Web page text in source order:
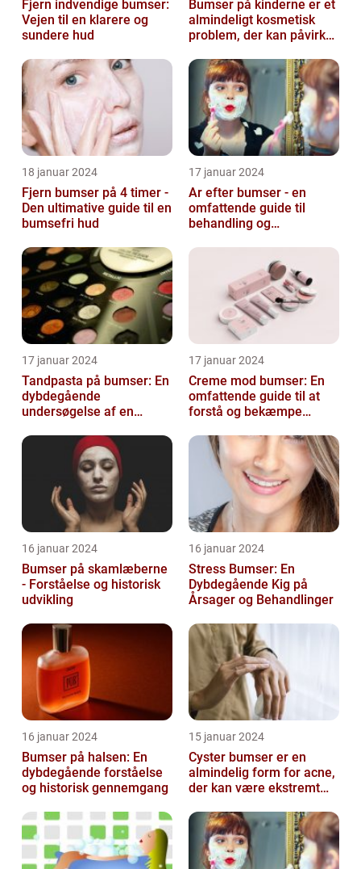
Fjern indvendige bumser:
Vejen til en klarere og
sundere hud
Bumser på kinderne er et
almindeligt kosmetisk
problem, der kan påvirke
18 januar 2024
Fjern bumser på 4 timer -
Den ultimative guide til en
bumsefri hud
17 januar 2024
Ar efter bumser - en
omfattende guide til
behandling og
17 januar 2024
Tandpasta på bumser: En
dybdegående
undersøgelse af en
skønhedsanbefaling
17 januar 2024
Creme mod bumser: En
omfattende guide til at
forstå og bekæmpe
16 januar 2024
Bumser på skamlæberne
- Forståelse og historisk
udvikling
16 januar 2024
Stress Bumser: En
Dybdegående Kig på
Årsager og Behandlinger
16 januar 2024
Bumser på halsen: En
dybdegående forståelse
og historisk gennemgang
15 januar 2024
Cyster bumser er en
almindelig form for acne,
der kan være ekstremt
belastende for d...